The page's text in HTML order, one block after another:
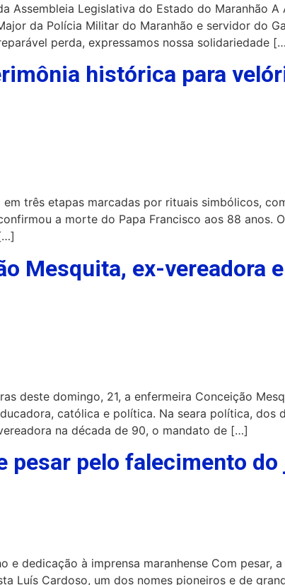
Assembleia Legislativa do Estado do Maranhão
da Polícia Militar do Maranhão e servidor do
perda, expressamos nossa solidariedade
histórica para
três etapas marcadas por rituais simbólicos,
a morte do Papa Francisco aos 88 anos.
Mesquita, ex-vereadora
deste domingo, 21, a enfermeira Conceição
católica e política. Na seara política, dos
na década de 90, o mandato de […]
pesar pelo falecimento
e dedicação à imprensa maranhense Com pesar,
Luís Cardoso, um dos nomes pioneiros e de